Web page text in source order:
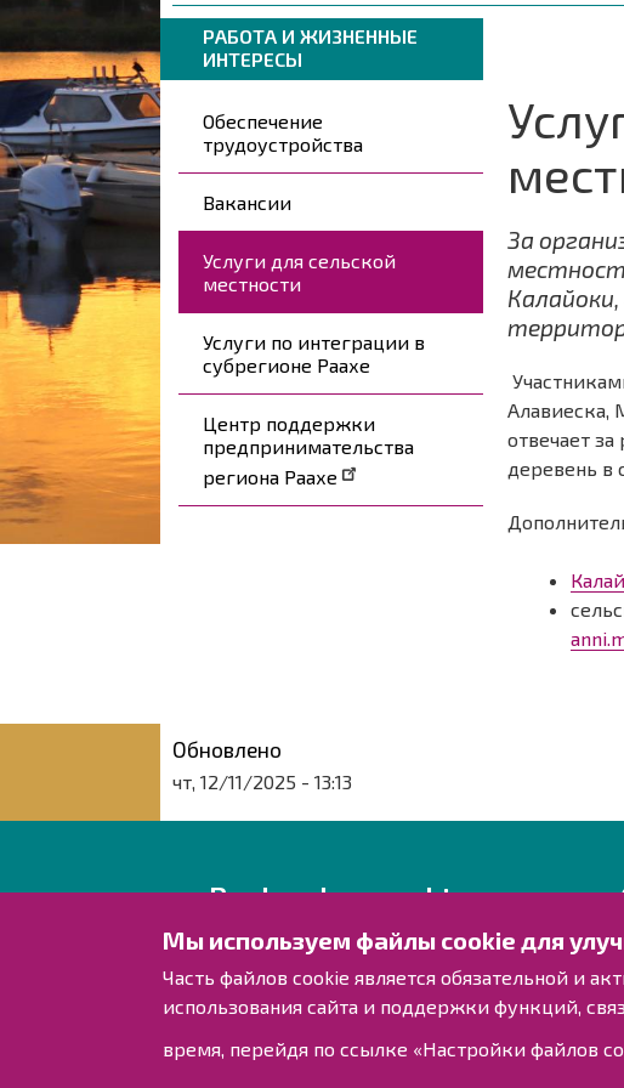
Мы используем файлы cookie для
Часть файлов cookie является обязательной и
использования сайта и поддержки функций,
время, перейдя по ссылке «Настройки файлов
навигации
are
here:
Breadcrumbs
РАБОТА И ЖИЗНЕННЫЕ
ИНТЕРЕСЫ
Päävalikko
Обеспечение
трудоустройства
Вакансии
Услуги для сельской
местности
Услуги по интеграции в
субрегионе Раахе
Центр поддержки
предпринимательства
региона Раахе
За
Алавиеска,
отвечает
деревень в
Обновлено
чт, 12/11/2025 - 13:13
Raahen kaupunki
Rantakatu 50
PL 62